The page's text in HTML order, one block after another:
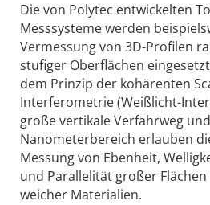
Die von Polytec entwickelten
Messsysteme werden
Vermessung von 3D-Profilen
stufiger Oberflächen
dem Prinzip der kohärenten
Interferometrie (Weißlicht-
große vertikale Verfahrweg
Nanometerbereich erlauben
Messung von Ebenheit,
und Parallelität großer
weicher Materialien.